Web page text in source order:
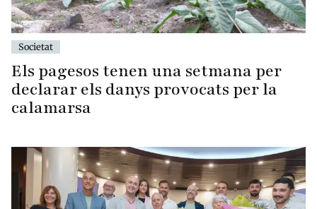
Societat
Els pagesos tenen una setmana per
declarar els danys provocats per la
calamarsa